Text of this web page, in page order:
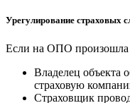
Урегулирование страховых
Если на ОПО произошла
Владелец объекта
страховую
Страховщик